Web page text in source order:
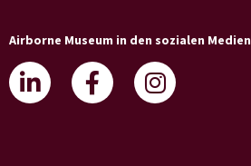
Airborne Museum in den sozialen Medien